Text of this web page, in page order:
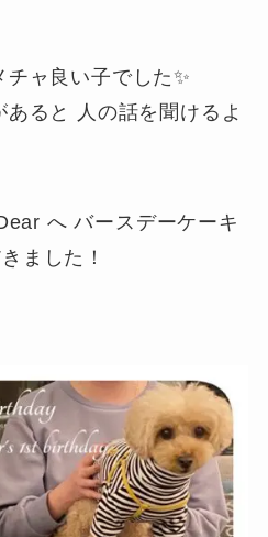
ャ良い子でした✨
ると 人の話を聞けるよ
へ バースデーケーキ
ました！